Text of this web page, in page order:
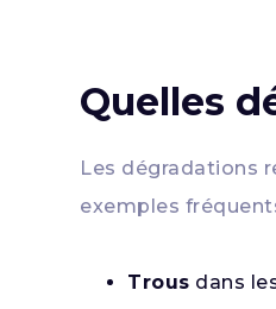
Quelles
Les dégradations
exemples
Trous dans